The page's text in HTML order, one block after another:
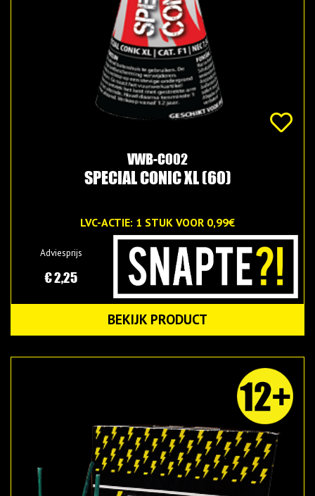
VWB-C002
SPECIAL CONIC XL (60)
LVC-ACTIE: 1 STUK VOOR 0,99€
Adviesprijs
€ 2,25
BEKIJK PRODUCT